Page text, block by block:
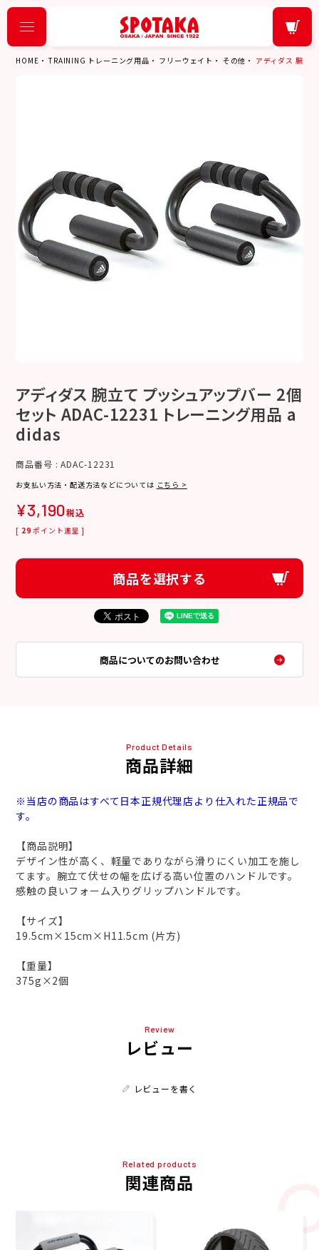
HOME TRAINING トレーニング用品 フリーウェイト その他 アディダス 腕立
アディダス 腕立て プッシュアップバー 2個
セット ADAC-12231 トレーニング用品 a
didas
商品番号 ADAC-12231
お支払い方法・配送方法などについては こちら >
¥3,190税込
[ 29 ポイント進呈 ]
商品を選択する
商品についてのお問い合わせ
Product Details
商品詳細
※当店の商品はすべて日本正規代理店より仕入れた正規品で
す。
【商品説明】
デザイン性が高く、軽量でありながら滑りにくい加工を施し
てます。腕立て伏せの幅を広げる高い位置のハンドルです。
感触の良いフォーム入りグリップハンドルです。
【サイズ】
19.5cm×15cm×H11.5cm (片方)
【重量】
375g×2個
Review
レビュー
レビューを書く
Related products
関連商品